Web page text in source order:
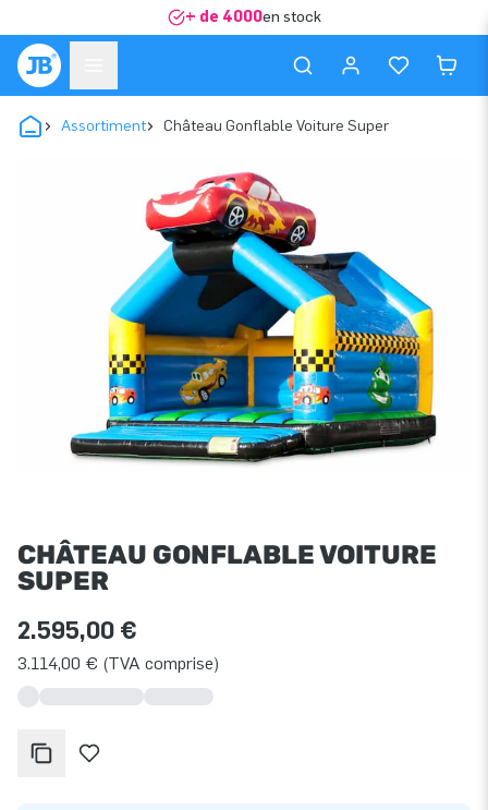
+ de 4000en stock
Assortiment Château Gonflable Voiture Super
CHÂTEAU GONFLABLE VOITURE
SUPER
2.595,00 €
3.114,00 € (TVA comprise)